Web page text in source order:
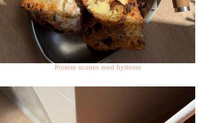
Protein scones med hytteost